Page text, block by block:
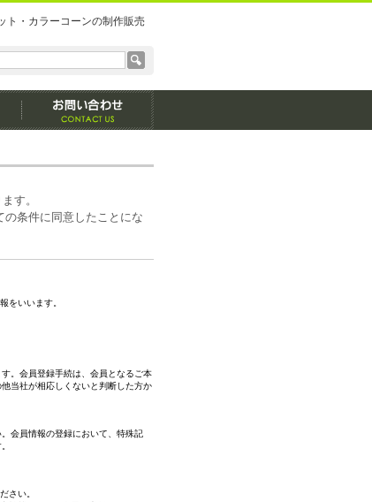
ト・カラーコーンの制作販売
す。
の条件に同意したことにな